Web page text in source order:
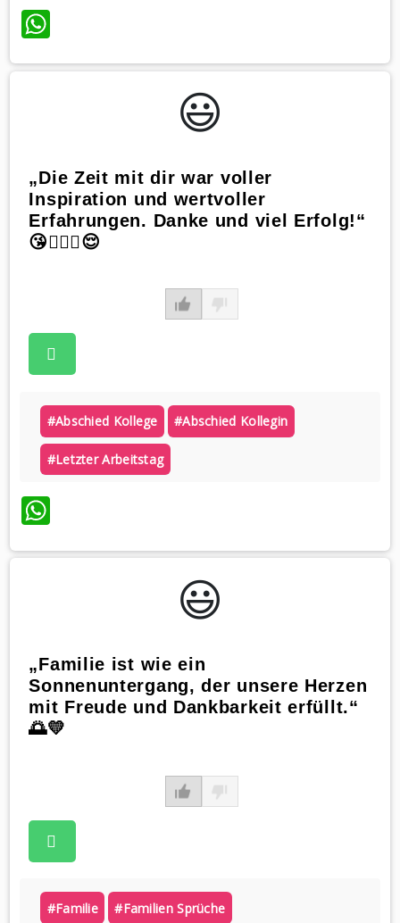
WhatsApp
😃️
„Die Zeit mit dir war voller
Inspiration und wertvoller
Erfahrungen. Danke und viel Erfolg!“
😘🙋🏼‍♀️😌
#abschied Kollege #abschied Kollegin
#letzter Arbeitstag
WhatsApp
😃️
„Familie ist wie ein
Sonnenuntergang, der unsere Herzen
mit Freude und Dankbarkeit erfüllt.“
🌅💛
#familie #familien Sprüche